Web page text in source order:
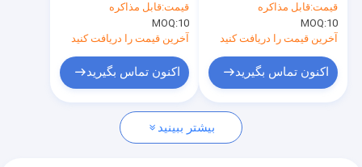
با ما تماس بگیرید
OEM
قیمت:قابل مذاکره
MOQ:10
آخرین قیمت را دریافت کنید
اکنون تماس بگیرید
Shapes CMYK Print
Logo
قیمت:قابل مذاکره
MOQ:10
آخرین قیمت را دریافت کنید
اکنون تماس بگیرید
بیشتر ببینید